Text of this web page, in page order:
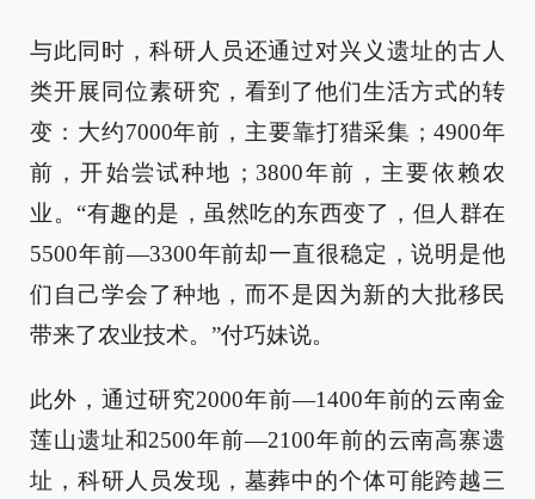
与此同时，科研人员还通过对兴义遗址的古人
类开展同位素研究，看到了他们生活方式的转
变：大约7000年前，主要靠打猎采集；4900年
前，开始尝试种地；3800年前，主要依赖农
业。“有趣的是，虽然吃的东西变了，但人群在
5500年前—3300年前却一直很稳定，说明是他
们自己学会了种地，而不是因为新的大批移民
带来了农业技术。”付巧妹说。
此外，通过研究2000年前—1400年前的云南金
莲山遗址和2500年前—2100年前的云南高寨遗
址，科研人员发现，墓葬中的个体可能跨越三